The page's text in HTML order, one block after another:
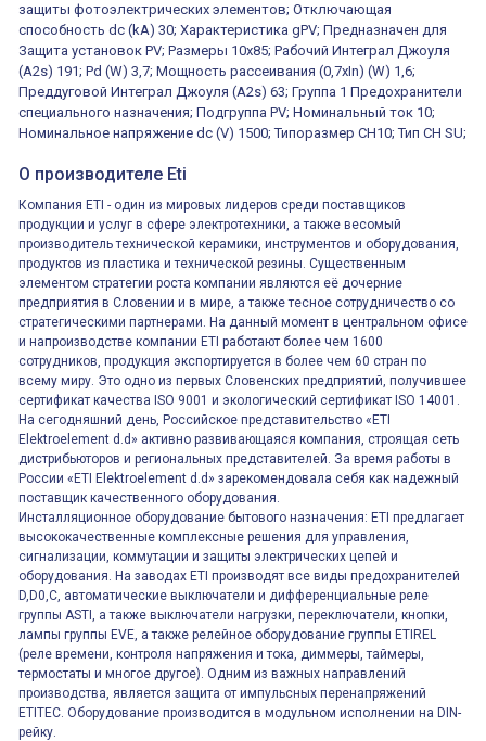
ВКН8108
Концевой
выключатель /
выключатель
путевой,
алюминиевый
регулируемый
ролик
800202300000С | 80 02 0 230 0000 С
800202300000С
многофункциональные
реле времени
0.1cек.-10 дней, 10
функций/режимов
защиты фотоэлектрических элементов; Отключающая
способность dc (kA) 30; Характеристика gPV; Предназначен для
Защита установок PV; Размеры 10x85; Рабочий Интеграл Джоуля
(A2s) 191; Pd (W) 3,7; Мощность рассеивания (0,7xIn) (W) 1,6;
Преддуговой Интеграл Джоуля (A2s) 63; Группа 1 Предохранители
специального назначения; Подгруппа PV; Номинальный ток 10;
Номинальное напряжение dc (V) 1500; Типоразмер CH10; Тип CH SU;
О производителе Eti
Компания ETI - один из мировых лидеров среди поставщиков
продукции и услуг в сфере электротехники, а также весомый
производитель технической керамики, инструментов и оборудования,
продуктов из пластика и технической резины. Существенным
элементом стратегии роста компании являются её дочерние
предприятия в Словении и в мире, а также тесное сотрудничество со
стратегическими партнерами. На данный момент в центральном офисе
и напроизводстве компании ETI работают более чем 1600
сотрудников, продукция экспортируется в более чем 60 стран по
всему миру. Это одно из первых Словенских предприятий, получившее
сертификат качества ISO 9001 и экологический сертификат ISO 14001.
На сегодняшний день, Российское представительство «ETI
Elektroelement d.d» активно развивающаяся компания, строящая сеть
дистрибьюторов и региональных представителей. За время работы в
России «ETI Elektroelement d.d» зарекомендовала себя как надежный
поставщик качественного оборудования.
Инсталляционное оборудование бытового назначения: ETI предлагает
высококачественные комплексные решения для управления,
сигнализации, коммутации и защиты электрических цепей и
оборудования. На заводах ETI производят все виды предохранителей
D,D0,C, автоматические выключатели и дифференциальные реле
группы ASTI, а также выключатели нагрузки, переключатели, кнопки,
лампы группы EVE, а также релейное оборудование группы ETIREL
(реле времени, контроля напряжения и тока, диммеры, таймеры,
термостаты и многое другое). Одним из важных направлений
производства, является защита от импульсных перенапряжений
ETITEC. Оборудование производится в модульном исполнении на DIN-
рейку.